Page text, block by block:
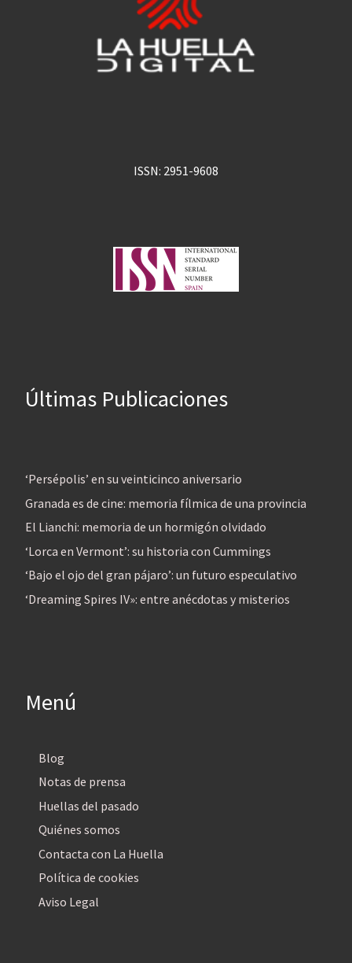
ISSN: 2951-9608
Últimas Publicaciones
‘Persépolis’ en su veinticinco aniversario
Granada es de cine: memoria fílmica de una provincia
El Lianchi: memoria de un hormigón olvidado
‘Lorca en Vermont’: su historia con Cummings
‘Bajo el ojo del gran pájaro’: un futuro especulativo
‘Dreaming Spires IV»: entre anécdotas y misterios
Menú
Blog
Notas de prensa
Huellas del pasado
Quiénes somos
Contacta con La Huella
Política de cookies
Aviso Legal